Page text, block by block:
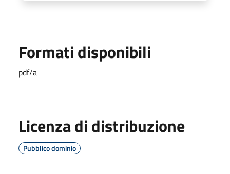
Formati disponibili
pdf/a
Licenza di distribuzione
Pubblico dominio